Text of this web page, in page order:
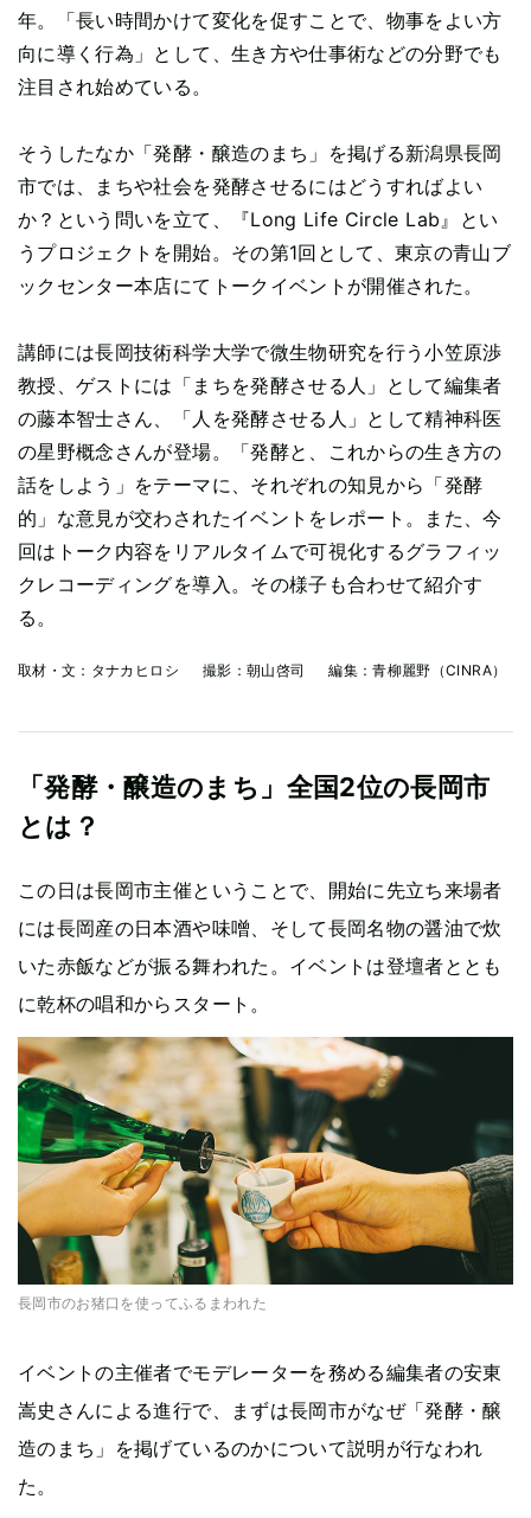
年。「長い時間かけて変化を促すことで、物事をよい方
向に導く行為」として、生き方や仕事術などの分野でも
注目され始めている。
そうしたなか「発酵・醸造のまち」を掲げる新潟県長岡
市では、まちや社会を発酵させるにはどうすればよい
か？という問いを立て、『Long Life Circle Lab』とい
うプロジェクトを開始。その第1回として、東京の青山ブ
ックセンター本店にてトークイベントが開催された。
講師には長岡技術科学大学で微生物研究を行う小笠原渉
教授、ゲストには「まちを発酵させる人」として編集者
の藤本智士さん、「人を発酵させる人」として精神科医
の星野概念さんが登場。「発酵と、これからの生き方の
話をしよう」をテーマに、それぞれの知見から「発酵
的」な意見が交わされたイベントをレポート。また、今
回はトーク内容をリアルタイムで可視化するグラフィッ
クレコーディングを導入。その様子も合わせて紹介す
る。
取材・文： タナカヒロシ 撮影： 朝山啓司 編集：青柳麗野（CINRA）
「発酵・醸造のまち」全国2位の長岡市
とは？
この日は長岡市主催ということで、開始に先立ち来場者
には長岡産の日本酒や味噌、そして長岡名物の醤油で炊
いた赤飯などが振る舞われた。イベントは登壇者ととも
に乾杯の唱和からスタート。
長岡市のお猪口を使ってふるまわれた
イベントの主催者でモデレーターを務める編集者の安東
嵩史さんによる進行で、まずは長岡市がなぜ「発酵・醸
造のまち」を掲げているのかについて説明が行なわれ
た。